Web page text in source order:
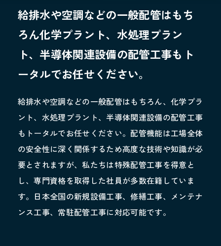
給排水や空調などの一般配管はもち
ろん化学プラント、水処理プラン
ト、半導体関連設備の配管工事もト
ータルでお任せください。
給排水や空調などの一般配管はもちろん、化学プラ
ント、水処理プラント、半導体関連設備の配管工事
もトータルでお任せください。配管機能は工場全体
の安全性に深く関係するため高度な技術や知識が必
要とされますが、私たちは特殊配管工事を得意と
し、専門資格を取得した社員が多数在籍していま
す。日本全国の新規設備工事、修繕工事、メンテナ
ンス工事、常駐配管工事に対応可能です。